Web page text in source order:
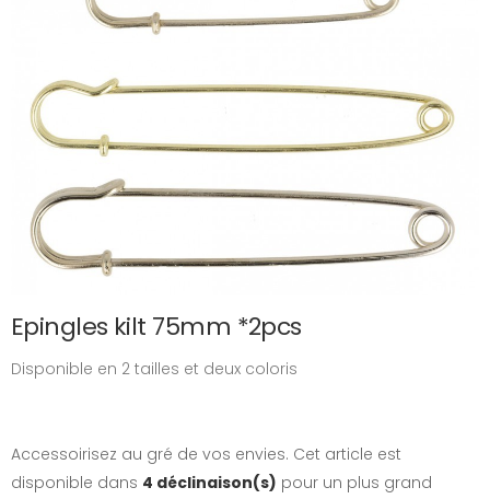
Epingles kilt 75mm *2pcs
Disponible en 2 tailles et deux coloris
Accessoirisez au gré de vos envies. Cet article est
disponible dans 4 déclinaison(s) pour un plus grand